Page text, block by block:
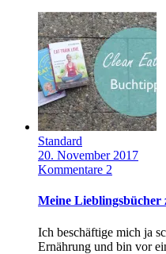
Standard
20. November 2017
Kommentare 2
Meine Lieblingsbücher
Ich beschäftige mich ja
Ernährung und bin vor